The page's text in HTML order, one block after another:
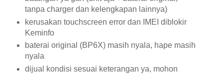
tanpa charger dan kelengkapan lainnya)
kerusakan touchscreen error dan IMEI diblokir
Keminfo
baterai original (BP6X) masih nyala, hape masih
nyala
dijual kondisi sesuai keterangan ya, mohon